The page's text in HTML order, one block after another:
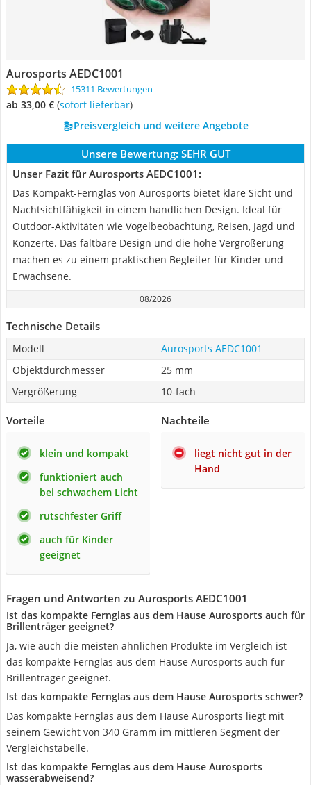
Aurosports AEDC1001
15311 Bewertungen
ab 33,00 € ( Sofort lieferbar)
Preisvergleich und weitere Angebote
Unsere Bewertung: SEHR GUT
Unser Fazit für Aurosports AEDC1001:
Das Kompakt-Fernglas von Aurosports bietet klare Sicht und
Nachtsichtfähigkeit in einem handlichen Design. Ideal für
Outdoor-Aktivitäten wie Vogelbeobachtung, Reisen, Jagd und
Konzerte. Das faltbare Design und die hohe Vergrößerung
machen es zu einem praktischen Begleiter für Kinder und
Erwachsene.
08/2026
Technische Details
Modell
Aurosports AEDC1001
Objektdurchmesser
25 mm
Vergrößerung
10-fach
Vorteile
klein und kompakt
funktioniert auch
bei schwachem Licht
rutschfester Griff
auch für Kinder
geeignet
Nachteile
liegt nicht gut in der
Hand
Fragen und Antworten zu Aurosports AEDC1001
Ist das kompakte Fernglas aus dem Hause Aurosports auch für
Brillenträger geeignet?
Ja, wie auch die meisten ähnlichen Produkte im Vergleich ist
das kompakte Fernglas aus dem Hause Aurosports auch für
Brillenträger geeignet.
Ist das kompakte Fernglas aus dem Hause Aurosports schwer?
Das kompakte Fernglas aus dem Hause Aurosports liegt mit
seinem Gewicht von 340 Gramm im mittleren Segment der
Vergleichstabelle.
Ist das kompakte Fernglas aus dem Hause Aurosports
wasserabweisend?